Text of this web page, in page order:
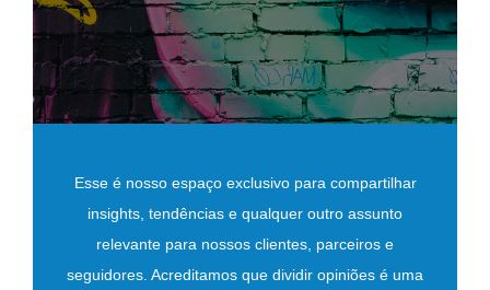
Esse é nosso espaço exclusivo para compartilhar
insights, tendências e qualquer outro assunto
relevante para nossos clientes, parceiros e
seguidores. Acreditamos que dividir opiniões é uma